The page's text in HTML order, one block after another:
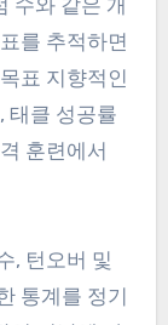
수와 같은 개
를 추적하면
표 지향적인
태클 성공률
훈련에서
, 턴오버 및
통계를 정기